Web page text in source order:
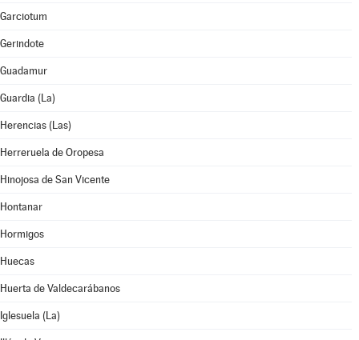
Garciotum
Gerindote
Guadamur
Guardia (La)
Herencias (Las)
Herreruela de Oropesa
Hinojosa de San Vicente
Hontanar
Hormigos
Huecas
Huerta de Valdecarábanos
Iglesuela (La)